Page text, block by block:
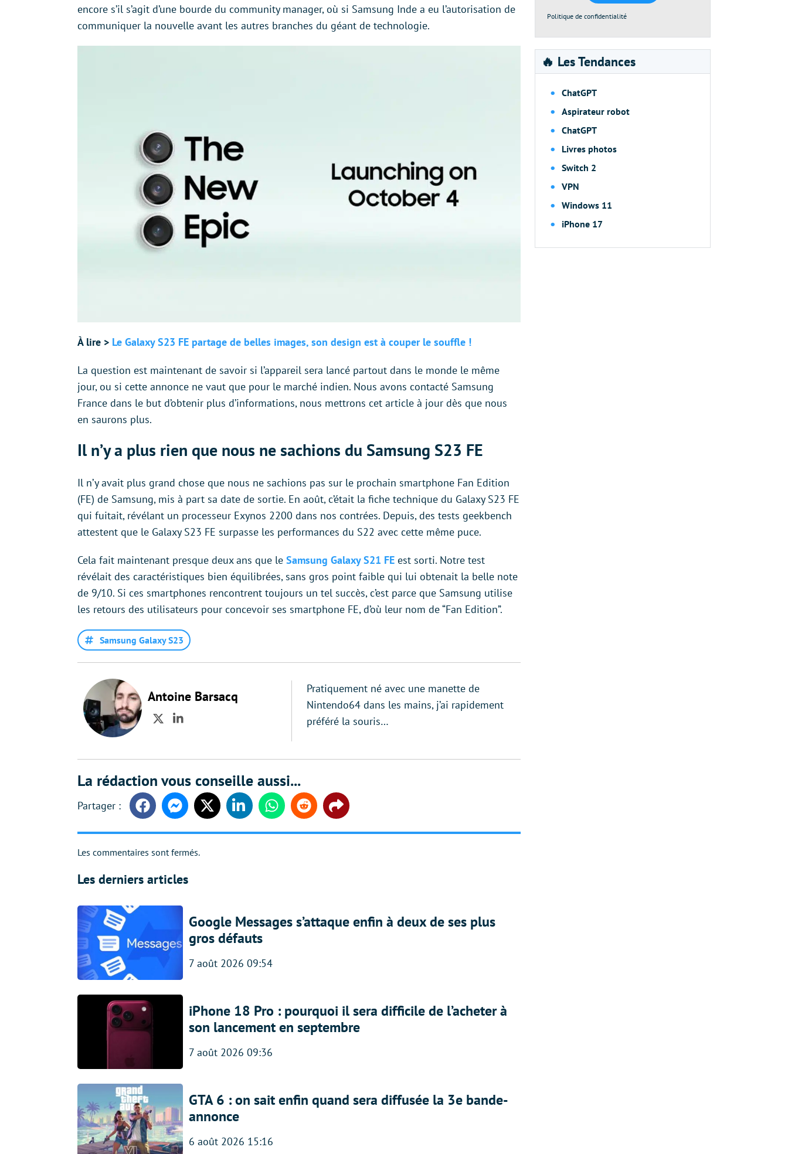
encore s’il s’agit d’une bourde du community manager, où si Samsung Inde a eu l’autorisation de
communiquer la nouvelle avant les autres branches du géant de technologie.
À lire > Le Galaxy S23 FE partage de belles images, son design est à couper le souffle !
La question est maintenant de savoir si l’appareil sera lancé partout dans le monde le même
jour, ou si cette annonce ne vaut que pour le marché indien. Nous avons contacté Samsung
France dans le but d’obtenir plus d’informations, nous mettrons cet article à jour dès que nous
en saurons plus.
Il n’y a plus rien que nous ne sachions du Samsung S23 FE
Il n’y avait plus grand chose que nous ne sachions pas sur le prochain smartphone Fan Edition
(FE) de Samsung, mis à part sa date de sortie. En août, c’était la fiche technique du Galaxy S23 FE
qui fuitait, révélant un processeur Exynos 2200 dans nos contrées. Depuis, des tests geekbench
attestent que le Galaxy S23 FE surpasse les performances du S22 avec cette même puce.
Cela fait maintenant presque deux ans que le Samsung Galaxy S21 FE est sorti. Notre test
révélait des caractéristiques bien équilibrées, sans gros point faible qui lui obtenait la belle note
de 9/10. Si ces smartphones rencontrent toujours un tel succès, c’est parce que Samsung utilise
les retours des utilisateurs pour concevoir ses smartphone FE, d’où leur nom de “Fan Edition”.
Samsung Galaxy S23
Antoine Barsacq
TwitterLinkedIn
Pratiquement né avec une manette de
Nintendo64 dans les mains, j’ai rapidement
préféré la souris…
La rédaction vous conseille aussi...
FacebookMessengerTwitter LinkedinWhatsappReddit Share
Les commentaires sont fermés.
Les derniers articles
Google Messages s’attaque enfin à deux de ses plus
gros défauts
7 août 2026 09:54
iPhone 18 Pro : pourquoi il sera difficile de l’acheter à
son lancement en septembre
7 août 2026 09:36
GTA 6 : on sait enfin quand sera diffusée la 3e bande-
annonce
6 août 2026 15:16
Politique de confidentialité
🔥 Les Tendances
ChatGPT
Aspirateur robot
ChatGPT
Livres photos
Switch 2
VPN
Windows 11
iPhone 17